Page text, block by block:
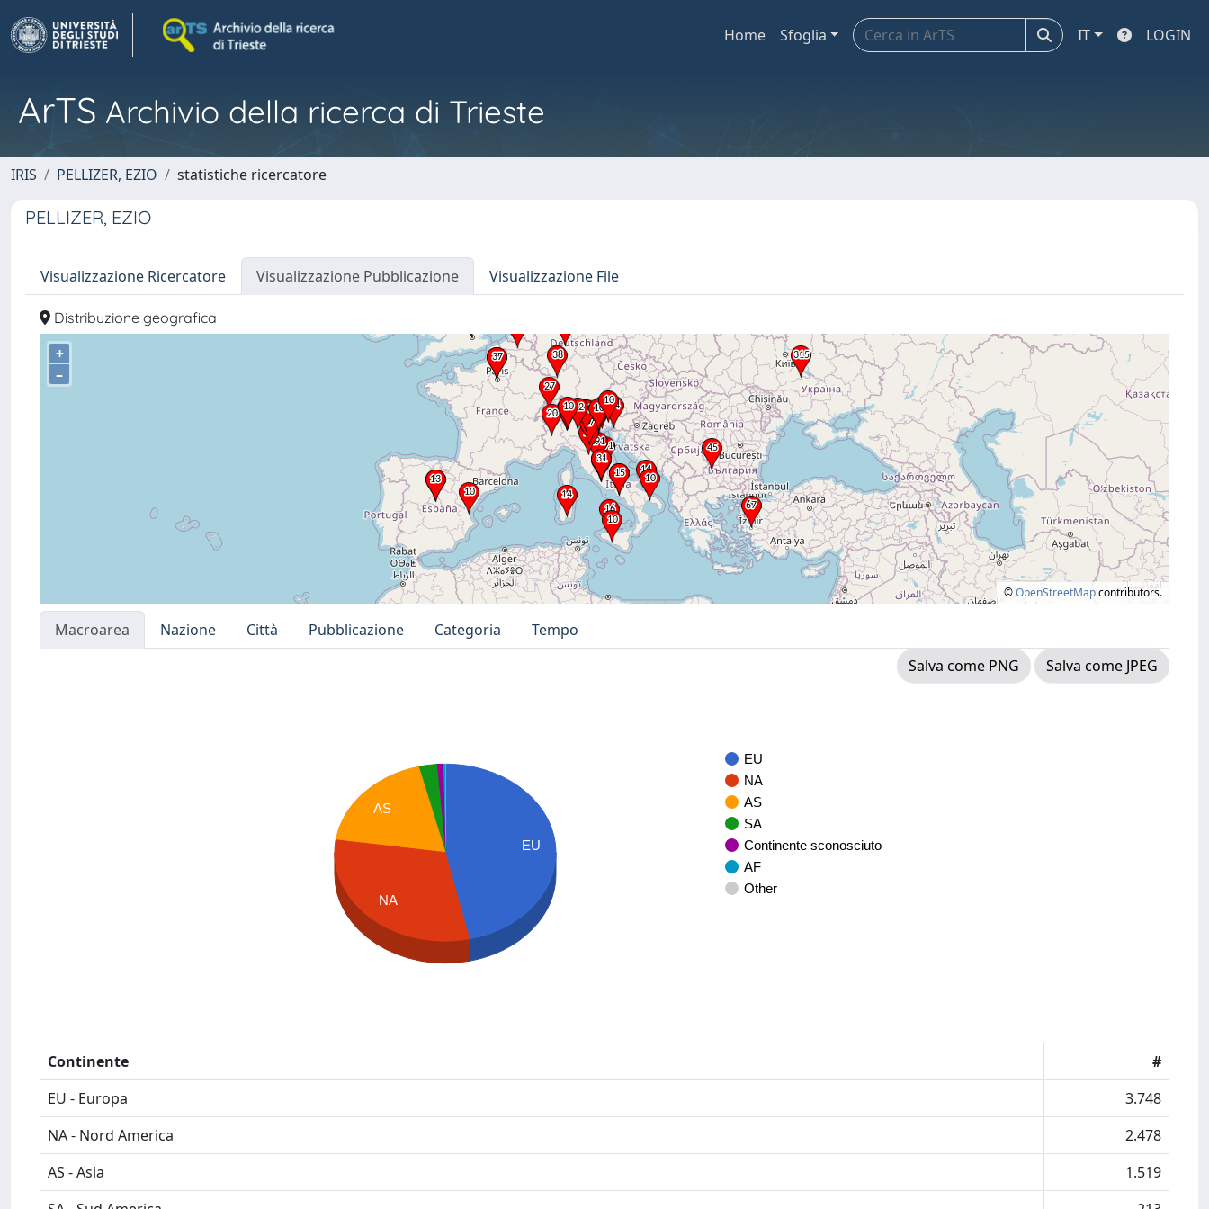
Home Sfoglia IT LOGIN
ArTS Archivio della ricerca di Trieste
IRIS PELLIZER, EZIO statistiche ricercatore
PELLIZER, EZIO
Visualizzazione Ricercatore Visualizzazione Pubblicazione Visualizzazione File
Distribuzione geografica
+
–
©OpenStreetMapcontributors.
Macroarea Nazione Città Pubblicazione Categoria
Tempo
Salva come PNG
Salva come JPEG
EU
NA
AS
SA
Continente sconosciuto
AF
Other
EU
AS
NA
Continente
#
EU - Europa
3.748
NA - Nord America
2.478
AS - Asia
1.519